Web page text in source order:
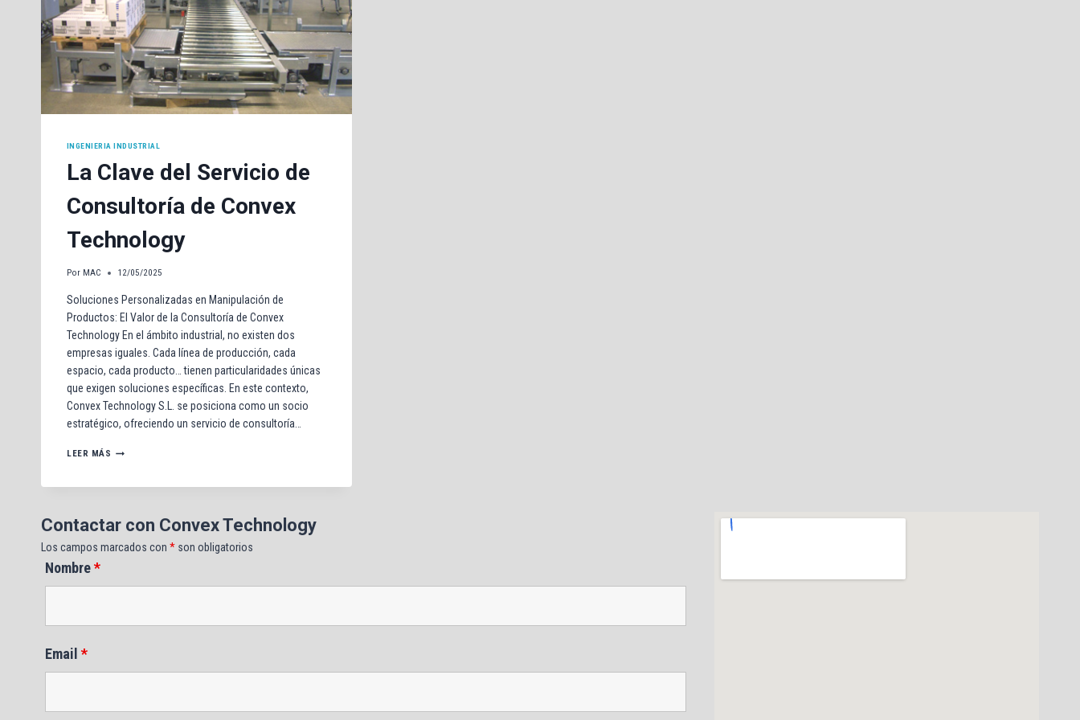
INGENIERIA INDUSTRIAL
La Clave del Servicio de
Consultoría de Convex
Technology
Por MAC 12/05/2025
Soluciones Personalizadas en Manipulación de
Productos: El Valor de la Consultoría de Convex
Technology En el ámbito industrial, no existen dos
empresas iguales. Cada línea de producción, cada
espacio, cada producto… tienen particularidades únicas
que exigen soluciones específicas. En este contexto,
Convex Technology S.L. se posiciona como un socio
estratégico, ofreciendo un servicio de consultoría…
LEER MÁS
CONSULTORÍA
DE
CONVEX
Contactar con Convex Technology
Los campos marcados con * son obligatorios
Nombre*
Email *